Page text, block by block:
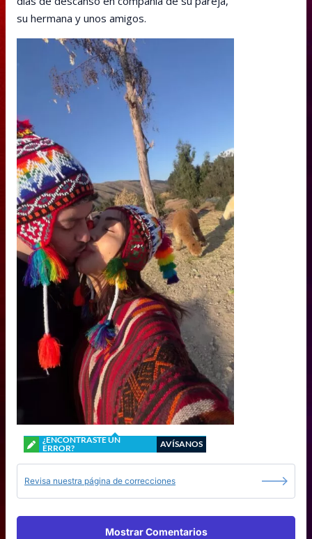
su hermana y unos amigos.
¿ENCONTRASTE UN
ERROR?
AVÍSANOS
Revisa nuestra página de correcciones
Mostrar Comentarios